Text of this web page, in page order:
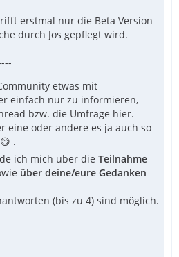
erstmal nur die Beta Version
durch Jos gepflegt wird.
etwas mit
einfach nur zu informieren,
bzw. die Umfrage hier.
eine oder andere es ja auch so
.
ich mich über die Teilnahme
über deine/eure Gedanken
(bis zu 4) sind möglich.